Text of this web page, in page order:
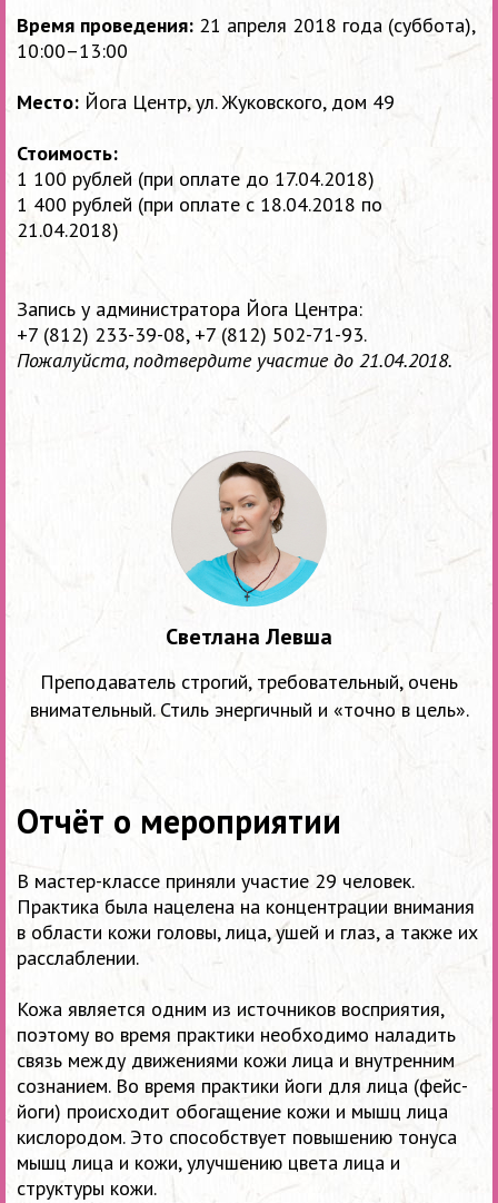
Время проведения: 21 апреля 2018 года (суббота),
10:00–13:00
Место: Йога Центр, ул. Жуковского, дом 49
Стоимость:
1 100 рублей (при оплате до 17.04.2018)
1 400 рублей (при оплате с 18.04.2018 по
21.04.2018)
Запись у администратора Йога Центра:
+7 (812) 233-39-08, +7 (812) 502-71-93.
Пожалуйста, подтвердите участие до 21.04.2018.
Светлана Левша
Преподаватель строгий, требовательный, очень
внимательный. Стиль энергичный и «точно в цель».
Отчёт о мероприятии
В мастер-классе приняли участие 29 человек.
Практика была нацелена на концентрации внимания
в области кожи головы, лица, ушей и глаз, а также их
расслаблении.
Кожа является одним из источников восприятия,
поэтому во время практики необходимо наладить
связь между движениями кожи лица и внутренним
сознанием. Во время практики йоги для лица (фейс-
йоги) происходит обогащение кожи и мышц лица
кислородом. Это способствует повышению тонуса
мышц лица и кожи, улучшению цвета лица и
структуры кожи.